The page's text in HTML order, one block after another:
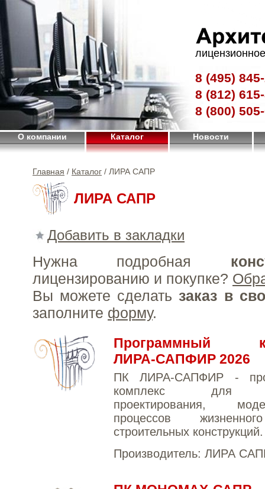
8 (495)
8 (812)
8 (800)
О компании Каталог Новости
Главная / Каталог / ЛИРА САПР
ЛИРА САПР
Добавить в закладки
Нужна подробная
лицензированию и покупке?
Вы можете сделать заказ в
заполните форму.
Программный
ЛИРА-САПФИР 2026
ПК ЛИРА-САПФИР -
комплекс для
проектирования,
процессов
строительных конструкций.
Производитель: ЛИРА